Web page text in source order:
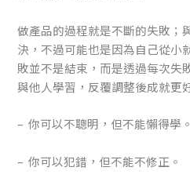
做產品的過程就是不斷的失敗；
決，不過可能也是因為自己從小
敗並不是結束，而是透過每次失
與他人學習，反覆調整後成就更
– 你可以不聰明，但不能懶得學。
– 你可以犯錯，但不能不修正。